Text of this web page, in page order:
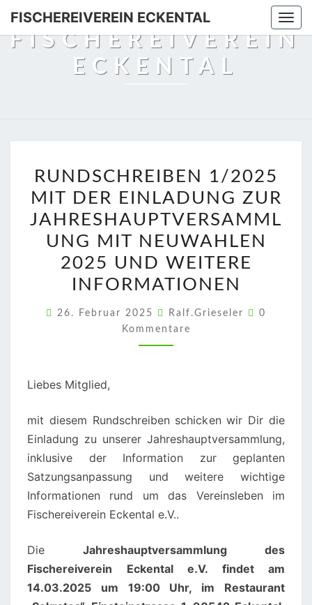
Skip
content
FISCHEREIVEREIN ECKENTAL
FISCHEREIVEREIN
ECKENTAL
1/2025
MIT
DER
EINLADUNG
ZUR
MIT
NEUWAHLEN
2025
UND
RUNDSCHREIBEN 1/2025
MIT DER EINLADUNG ZUR
JAHRESHAUPTVERSAMML
UNG MIT NEUWAHLEN
2025 UND WEITERE
INFORMATIONEN
26. Februar 2025 Ralf.Grieseler
0
Kommentare
Liebes Mitglied,
mit diesem Rundschreiben schicken wir Dir die
Einladung zu unserer Jahreshauptversammlung,
inklusive der Information zur geplanten
Satzungsanpassung und weitere wichtige
Informationen rund um das Vereinsleben im
Fischereiverein Eckental e.V..
Die Jahreshauptversammlung des
Fischereiverein Eckental e.V. findet am
14.03.2025 um 19:00 Uhr, im Restaurant